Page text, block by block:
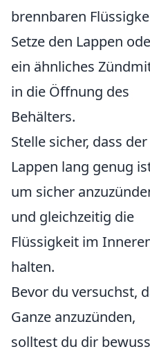
brennbaren
Setze den Lappen
ein ähnliches
in die Öffnung des
Behälters.
Stelle sicher, dass der
Lappen lang genug
um sicher
und gleichzeitig die
Flüssigkeit im
halten.
Bevor du versuchst,
Ganze anzuzünden,
solltest du dir